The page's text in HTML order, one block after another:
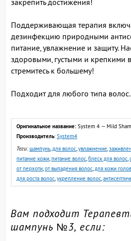
закрепить достижения!
Поддерживающая терапия
дезинфекцию природными
питание, увлажнение и защиту.
здоровыми, густыми и крепкими
стремитесь к большему!
Подходит для любого типа волос.
Оригинальное название: System 4 — Mild
Производитель:System4
Теги:шампунь,для волос,увлажнение,
питание кожи,питание волос,блеск для волос,
от перхоти,от выпадения волос,для кожи
для роста волос,укрепление волос,
Вам подходит
шампунь №3, если: